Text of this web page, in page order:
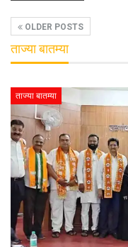
OLDER POSTS
ताज्या बातम्या
ताज्या बातम्या